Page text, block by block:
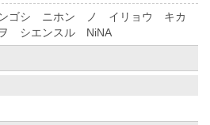
ゴシ ニホン ノ イリョウ キカ
シエンスル NiNA